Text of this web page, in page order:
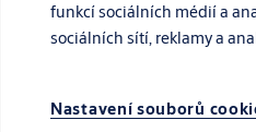
interiérová
interiér. Variabilita profilů
požární odolnosti.
funkcí sociálních médií a
sociálních sítí, reklamy a
Nastavení souborů